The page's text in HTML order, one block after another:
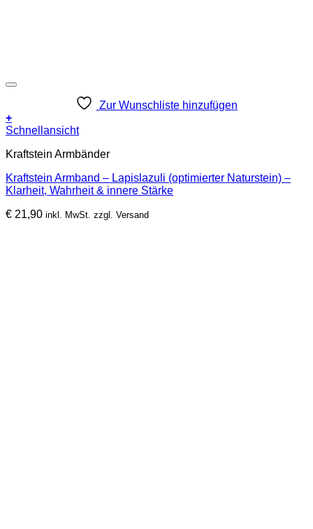
Zur Wunschliste hinzufügen
+
Schnellansicht
Kraftstein Armbänder
Kraftstein Armband – Lapislazuli (optimierter Naturstein) –
Klarheit, Wahrheit & innere Stärke
€ 21,90 inkl. MwSt. zzgl. Versand